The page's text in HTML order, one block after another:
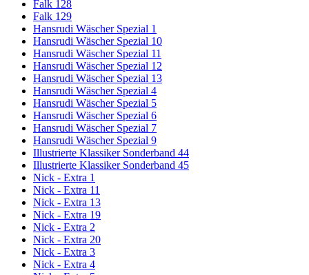
Falk 128
Falk 129
Hansrudi Wäscher Spezial 1
Hansrudi Wäscher Spezial 10
Hansrudi Wäscher Spezial 11
Hansrudi Wäscher Spezial 12
Hansrudi Wäscher Spezial 13
Hansrudi Wäscher Spezial 4
Hansrudi Wäscher Spezial 5
Hansrudi Wäscher Spezial 6
Hansrudi Wäscher Spezial 7
Hansrudi Wäscher Spezial 9
Illustrierte Klassiker Sonderband 44
Illustrierte Klassiker Sonderband 45
Nick - Extra 1
Nick - Extra 11
Nick - Extra 13
Nick - Extra 19
Nick - Extra 2
Nick - Extra 20
Nick - Extra 3
Nick - Extra 4